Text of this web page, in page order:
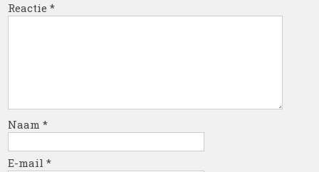
Reactie*
Naam*
E-mail*